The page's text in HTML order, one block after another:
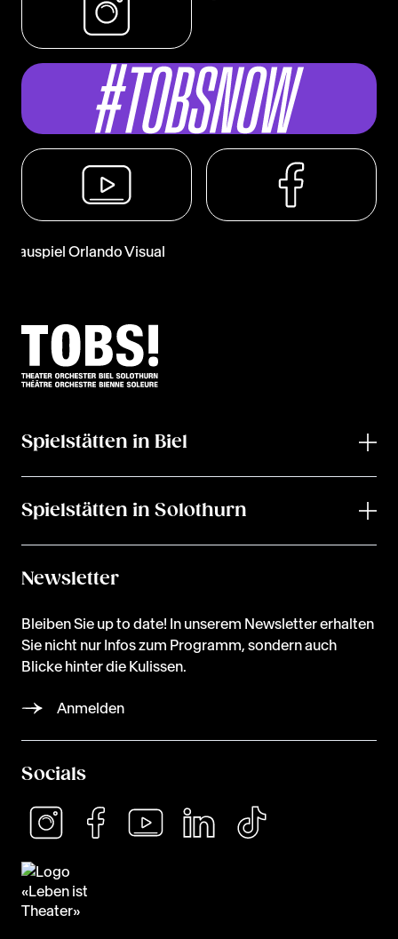
Spielstätten in Biel
Spielstätten in Solothurn
Newsletter
Bleiben Sie up to date! In unserem Newsletter erhalten
Sie nicht nur Infos zum Programm, sondern auch
Blicke hinter die Kulissen.
Anmelden
Socials